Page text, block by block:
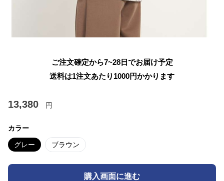
ご注文確定から7~28日でお届け予定
送料は1注文あたり 1000円かかります
13,380 円
カラー
グレー ブラウン
購入画面に進む